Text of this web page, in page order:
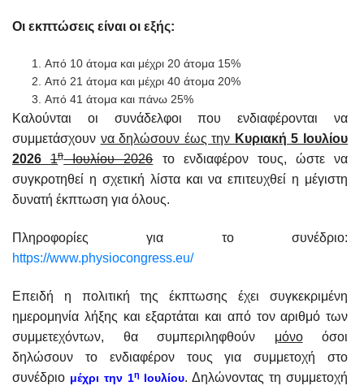
Οι εκπτώσεις είναι οι εξής:
Από 10 άτομα και μέχρι 20 άτομα 15%
Από 21 άτομα και μέχρι 40 άτομα 20%
Από 41 άτομα και πάνω 25%
Καλούνται οι συνάδελφοι που ενδιαφέρονται να
συμμετάσχουν να δηλώσουν έως την Κυριακή 5 Ιουλίου
2026
1ηΙουλίου 2026το ενδιαφέρον τους, ώστε να
συγκροτηθεί η σχετική λίστα και να επιτευχθεί η μέγιστη
δυνατή έκπτωση για όλους.
Πληροφορίες για το συνέδριο:
https://www.physiocongress.eu/
Επειδή η πολιτική της έκπτωσης έχει συγκεκριμένη
ημερομηνία λήξης και εξαρτάται και από τον αριθμό των
συμμετεχόντων, θα συμπεριληφθούν μόνοόσοι
δηλώσουν το ενδιαφέρον τους για συμμετοχή στο
συνέδριο μέχρι την 1η Ιουλίου. Δηλώνοντας τη συμμετοχή